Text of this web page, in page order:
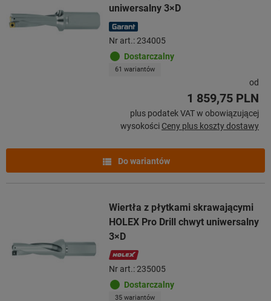
uniwersalny 3×D
Nr art.: 234005
Dostarczalny
61 wariantów
od
1 859,75 PLN
plus podatek VAT w obowiązującej
wysokości Ceny plus koszty dostawy
Do wariantów
Wiertła z płytkami skrawającymi
HOLEX Pro Drill chwyt uniwersalny
3×D
Nr art.: 235005
Dostarczalny
35 wariantów